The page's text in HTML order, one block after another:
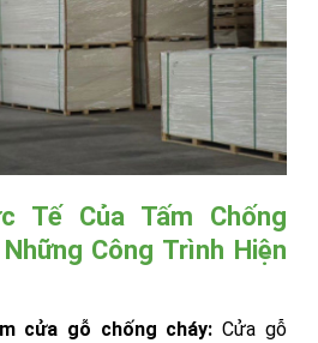
Tế Của Tấm Chống
Công Trình Hiện
cửa gỗ chống cháy: Cửa gỗ